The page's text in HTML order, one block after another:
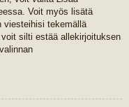
Voit myös lisätä
viesteihisi tekemällä
silti estää allekirjoituksen